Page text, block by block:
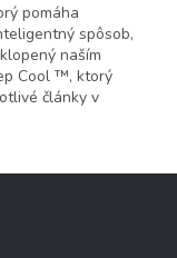
pomáha
spôsob,
naším
Cool ™, ktorý
články v